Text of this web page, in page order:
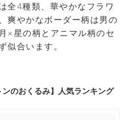
全4種類、華やかなフラワ
爽やかなボーダー柄は男の
×星の柄とアニマル柄のセ
似合います。